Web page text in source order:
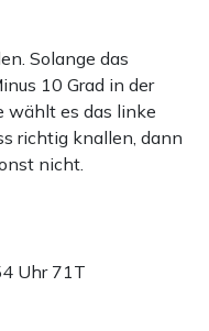
Solange das
10 Grad in der
wählt es das linke
richtig knallen, dann
nicht.
Uhr 71T